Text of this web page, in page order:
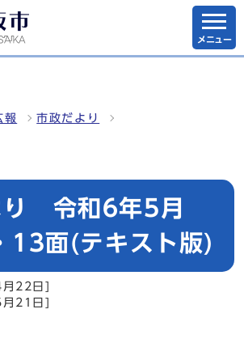
メニュー
報 市政だより
り 令和6年5月
面(テキスト版)
22日]
21日]